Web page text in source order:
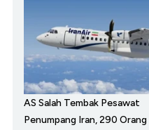
AS Salah Tembak Pesawat
Penumpang Iran, 290 Orang